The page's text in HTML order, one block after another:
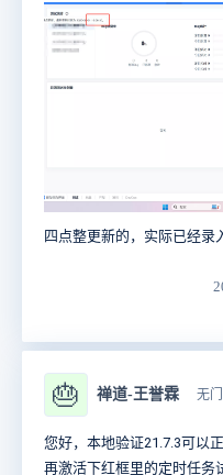
四点整更新的，实际已经录
🎂 禅道-王誉霖 无
您好，本地验证21.7.3可以
再激活下红框里的定时任务